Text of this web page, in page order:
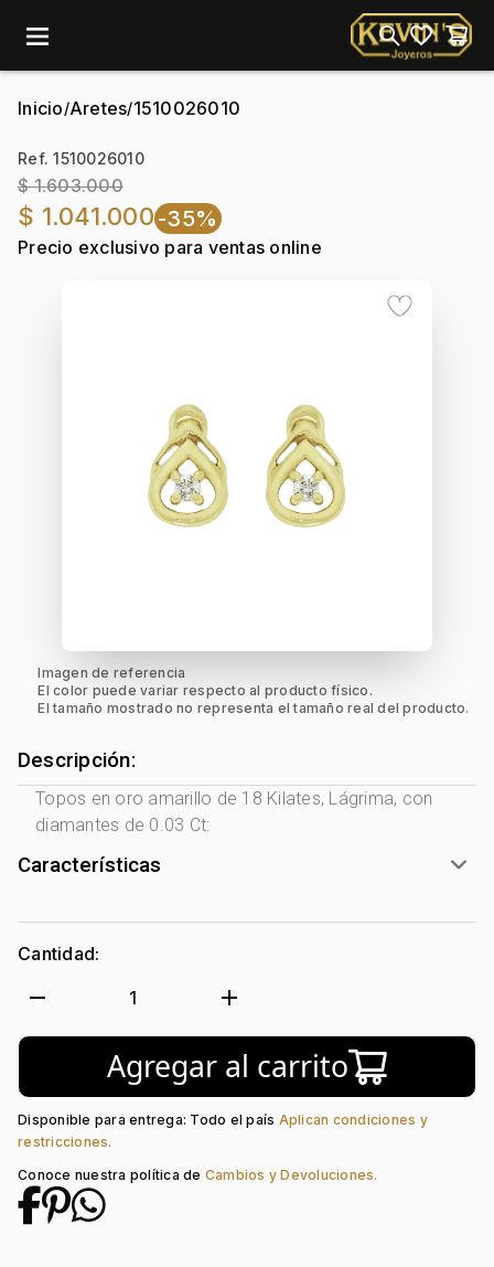
menu
Inicio/Aretes/1510026010
Ref. 1510026010
$ 1.603.000
$ 1.041.000 -35%
Precio exclusivo para ventas online
Imagen de referencia
El color puede variar respecto al producto físico.
El tamaño mostrado no representa el tamaño real del producto.
Descripción:
Topos en oro amarillo de 18 Kilates, Lágrima, con
diamantes de 0.03 Ct:
Características
Género: Mujer
Tono Metal:
Metal: Oro 18 Kilates
Lágrima
Colección: Ninguno
Tipo de Broche: Mariposa
Piedra decoración:
Cantidad:
remove 1 add
Agregar al carrito
Disponible para entrega: Todo el país Aplican condiciones y
restricciones.
Conoce nuestra política de Cambios y Devoluciones.